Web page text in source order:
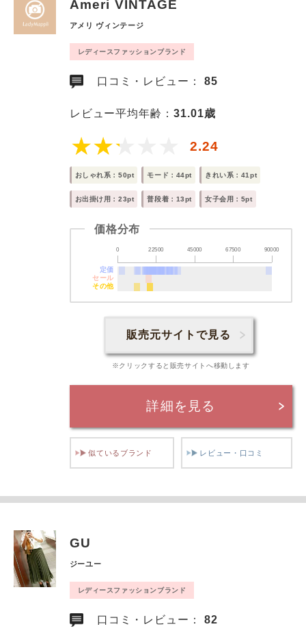
Ameri VINTAGE
アメリ ヴィンテージ
レディースファッションブランド
口コミ・レビュー：85
レビュー平均年齢：31.01歳
2.24
おしゃれ系：50pt モード：44pt きれい系：41pt
お出掛け用：23pt 普段着：13pt 女子会用：5pt
価格分布
0 22500 45000 67500 90000
定価
セール
その他
販売元サイトで見る
※クリックすると販売サイトへ移動します
詳細を見る
似ているブランド レビュー・口コミ
GU
ジーユー
レディースファッションブランド
口コミ・レビュー：82